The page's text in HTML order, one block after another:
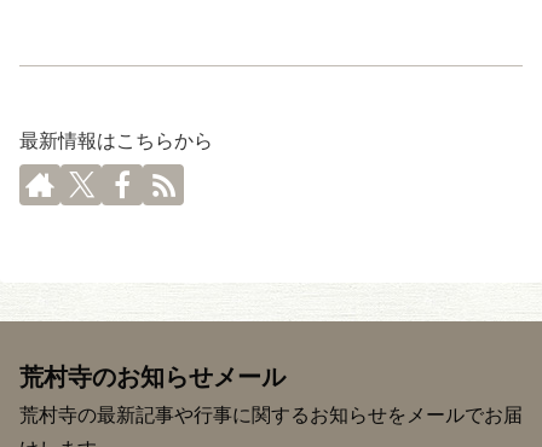
最新情報はこちらから
荒村寺のお知らせメール
荒村寺の最新記事や行事に関するお知らせをメールでお届